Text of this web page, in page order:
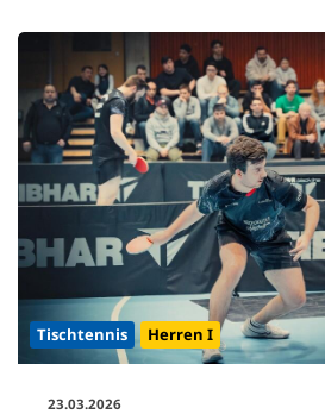
Tischtennis Herren I
23.03.2026